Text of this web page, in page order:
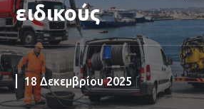
ειδικούς
18 Δεκεμβρίου 2025